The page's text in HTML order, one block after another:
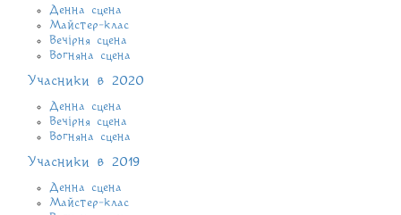
Денна сцена
Майстер-клас
Вечірня сцена
Вогняна сцена
Учасники в 2020
Денна сцена
Вечірня сцена
Вогняна сцена
Учасники в 2019
Денна сцена
Майстер-клас